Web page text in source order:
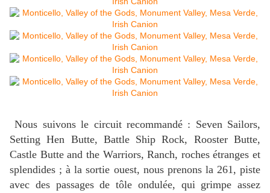
Nous suivons le circuit recommandé : Seven Sailors,
Setting Hen Butte, Battle Ship Rock, Rooster Butte,
Castle Butte and the Warriors, Ranch, roches étranges et
splendides ; à la sortie ouest, nous prenons la 261, piste
avec des passages de tôle ondulée, qui grimpe assez